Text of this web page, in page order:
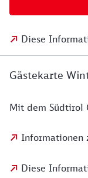
Diese
Gästekarte
Mit dem Südtirol
Informationen
Diese